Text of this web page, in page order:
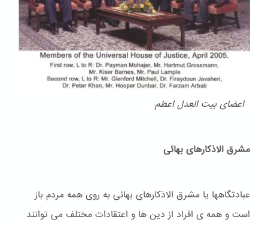
اعضای بیت العدل اعظم
مشرق الاذکارهای بهائی
عبادتگاهها یا مشرق الاذکارهای بهائی به روی همه مردم باز
است و همه ی افراد از دین ها و اعتقادات مختلف می توانند